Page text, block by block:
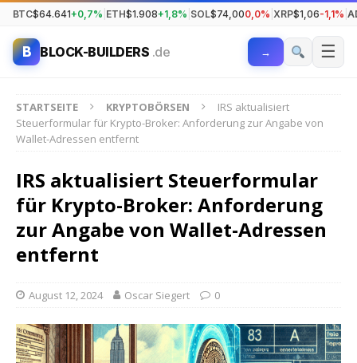
BTC$64.641+0,7% ETH$1.908+1,8% SOL$74,000,0% XRP$1,06-1,1%
B BLOCK-BUILDERS .de → ☰
STARTSEITE KRYPTOBÖRSEN
IRS aktualisiert
Steuerformular für Krypto-Broker: Anforderung zur Angabe von
Wallet-Adressen entfernt
IRS aktualisiert Steuerformular
für Krypto-Broker: Anforderung
zur Angabe von Wallet-Adressen
entfernt
August 12, 2024 Oscar Siegert 0